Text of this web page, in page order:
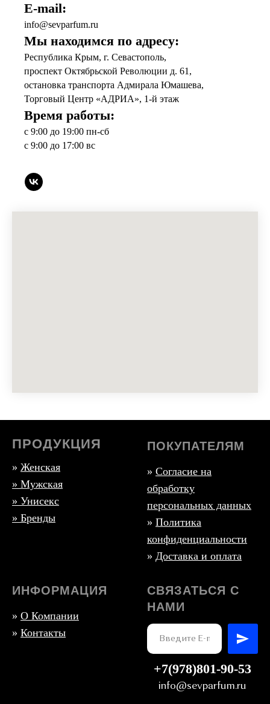
E-mail:
info@sevparfum.ru
Мы находимся по адресу:
Республика Крым, г. Севастополь,
проспект Октябрьской Революции д. 61,
остановка транспорта Адмирала Юмашева,
Торговый Центр «АДРИА», 1-й этаж
Время работы:
с 9:00 до 19:00 пн-сб
с 9:00 до 17:00 вс
ПРОДУКЦИЯ
» Женская
» Мужская
» Унисекс
» Бренды
ПОКУПАТЕЛЯМ
» Согласие на
обработку
персональных данных
» Политика
конфиденциальности
» Доставка и оплата
ИНФОРМАЦИЯ
» О Компании
» Контакты
СВЯЗАТЬСЯ С
НАМИ
+7(978)801-90-53
info@sevparfum.ru